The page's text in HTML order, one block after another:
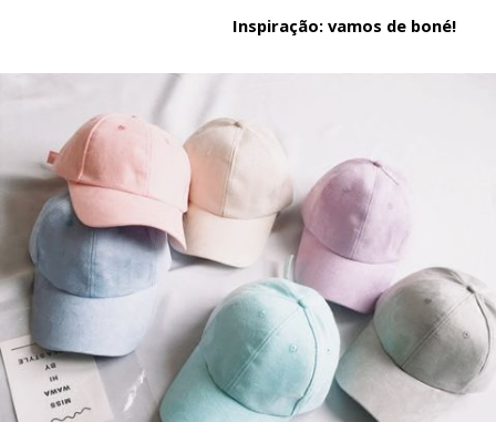
Inspiração: vamos de boné!